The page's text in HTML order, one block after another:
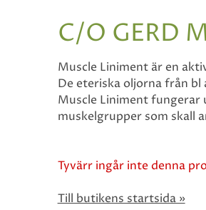
C/O GERD
Muscle Liniment är en
De eteriska oljorna från
Muscle Liniment
muskelgrupper som skall
Tyvärr ingår inte denna
Till butikens startsida »